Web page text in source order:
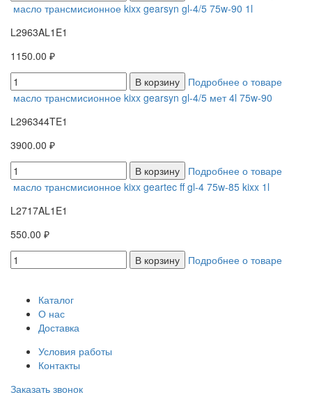
масло трансмисионное kixx gearsyn gl-4/5 75w-90 1l
L2963AL1E1
1150.00 ₽
В корзину
Подробнее о товаре
масло трансмисионное kixx gearsyn gl-4/5 мет 4l 75w-90
L296344TE1
3900.00 ₽
В корзину
Подробнее о товаре
масло трансмисионное kixx geartec ff gl-4 75w-85 kixx 1l
L2717AL1E1
550.00 ₽
В корзину
Подробнее о товаре
Каталог
О нас
Доставка
Условия работы
Контакты
Заказать звонок